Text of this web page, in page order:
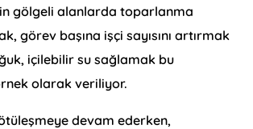
gölgeli alanlarda toparlanma
görev başına işçi sayısını artırmak
içilebilir su sağlamak bu
olarak veriliyor.
devam ederken,